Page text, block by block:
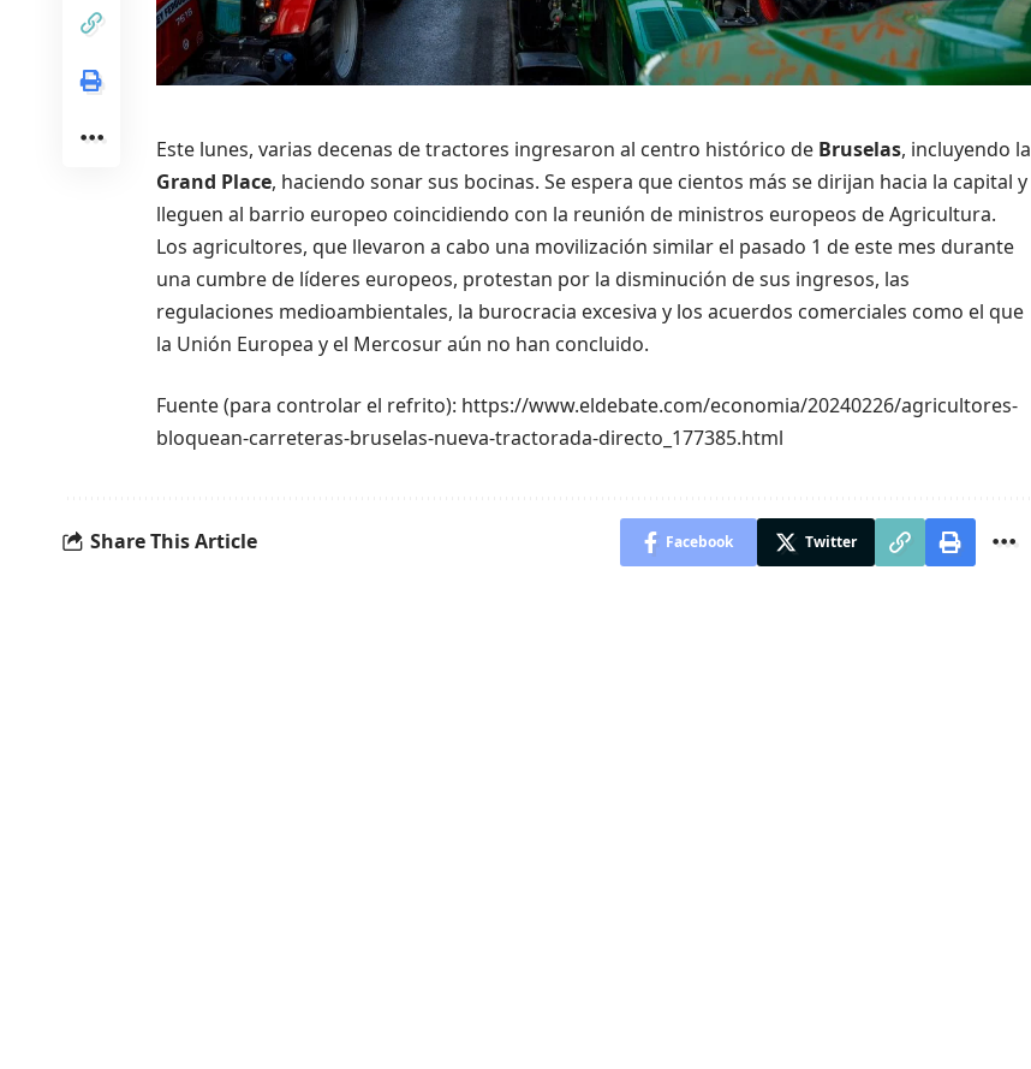
Este lunes, varias decenas de tractores ingresaron al centro histórico de Bruselas, incluyendo la
Grand Place, haciendo sonar sus bocinas. Se espera que cientos más se dirijan hacia la capital y
lleguen al barrio europeo coincidiendo con la reunión de ministros europeos de Agricultura.
Los agricultores, que llevaron a cabo una movilización similar el pasado 1 de este mes durante
una cumbre de líderes europeos, protestan por la disminución de sus ingresos, las
regulaciones medioambientales, la burocracia excesiva y los acuerdos comerciales como el que
la Unión Europea y el Mercosur aún no han concluido.
Fuente (para controlar el refrito): https://www.eldebate.com/economia/20240226/agricultores-
bloquean-carreteras-bruselas-nueva-tractorada-directo_177385.html
Share This Article Facebook Twitter